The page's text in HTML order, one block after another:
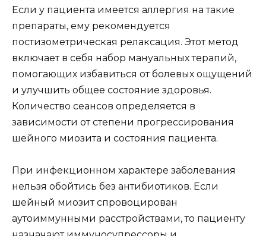
Если у пациента имеется аллергия на такие
препараты, ему рекомендуется
постизометрическая релаксация. Этот метод
включает в себя набор мануальных терапий,
помогающих избавиться от болевых ощущений
и улучшить общее состояние здоровья.
Количество сеансов определяется в
зависимости от степени прогрессирования
шейного миозита и состояния пациента.
При инфекционном характере заболевания
нельзя обойтись без антибиотиков. Если
шейный миозит спровоцирован
аутоиммунными расстройствами, то пациенту